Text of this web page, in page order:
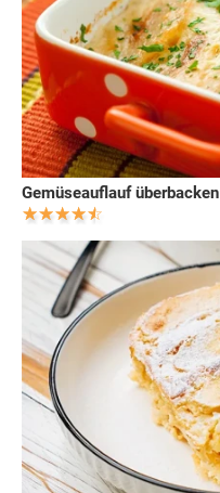
Gemüseauflauf überbacken